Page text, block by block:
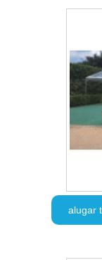
alugar